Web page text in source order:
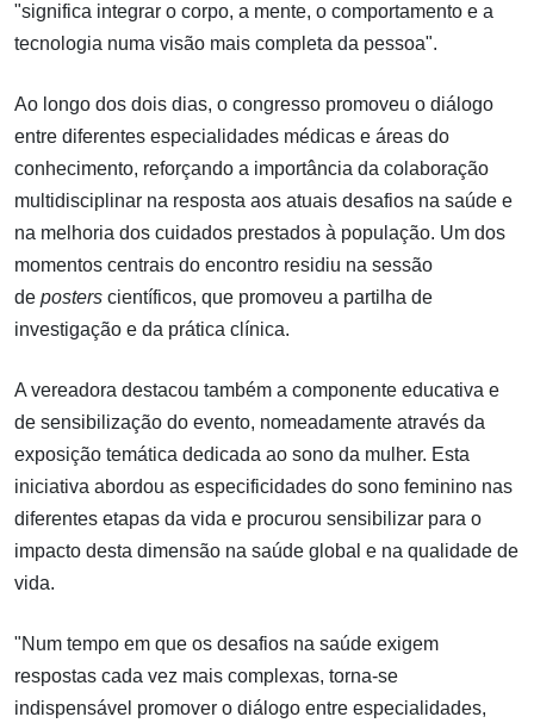
"significa integrar o corpo, a mente, o comportamento e a
tecnologia numa visão mais completa da pessoa".
Ao longo dos dois dias, o congresso promoveu o diálogo
entre diferentes especialidades médicas e áreas do
conhecimento, reforçando a importância da colaboração
multidisciplinar na resposta aos atuais desafios na saúde e
na melhoria dos cuidados prestados à população. Um dos
momentos centrais do encontro residiu na sessão
de posters científicos, que promoveu a partilha de
investigação e da prática clínica.
A vereadora destacou também a componente educativa e
de sensibilização do evento, nomeadamente através da
exposição temática dedicada ao sono da mulher. Esta
iniciativa abordou as especificidades do sono feminino nas
diferentes etapas da vida e procurou sensibilizar para o
impacto desta dimensão na saúde global e na qualidade de
vida.
"Num tempo em que os desafios na saúde exigem
respostas cada vez mais complexas, torna-se
indispensável promover o diálogo entre especialidades,